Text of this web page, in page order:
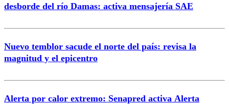
desborde del río Damas: activa mensajería SAE
Nuevo temblor sacude el norte del país: revisa la
magnitud y el epicentro
Alerta por calor extremo: Senapred activa Alerta